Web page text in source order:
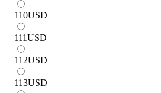
110USD
111USD
112USD
113USD